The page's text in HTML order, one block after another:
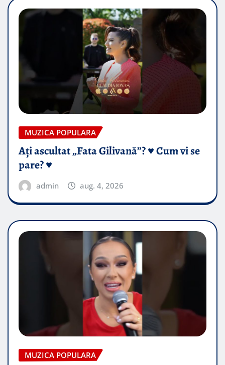
MUZICA POPULARA
Ați ascultat „Fata Gilivană”? ♥️ Cum vi se
pare? ♥️
admin aug. 4, 2026
MUZICA POPULARA